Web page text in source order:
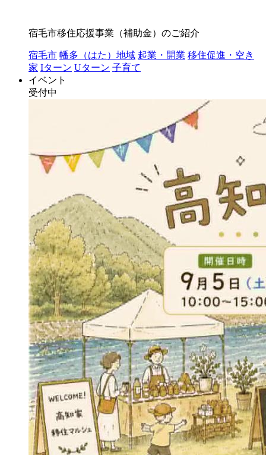
宿毛市移住応援事業（補助金）のご紹介
宿毛市 幡多（はた）地域 起業・開業 移住促進・空き
家 Iターン Uターン 子育て
イベント
受付中